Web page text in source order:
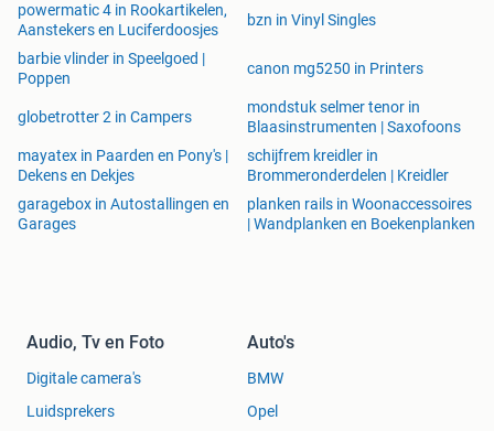
9521 JA Nieuw Buinen – Drenthe (Stadskanaal –
Groningen)
0599-613946
Nederland
Kijkt u ook eens bij onze andere advertenties of kijk eens
op onze website voor nog meer kampeer en outdoor
artikelen.
powermatic 4 in Rookartikelen,
Aanstekers en Luciferdoosjes
bzn in Vinyl Singles
barbie vlinder in Speelgoed |
Poppen
canon mg5250 in Printers
globetrotter 2 in Campers
mondstuk selmer tenor in
Blaasinstrumenten | Saxofoons
mayatex in Paarden en Pony's |
Dekens en Dekjes
schijfrem kreidler in
Brommeronderdelen | Kreidler
garagebox in Autostallingen en
Garages
planken rails in Woonaccessoires
| Wandplanken en Boekenplanken
Audio, Tv en Foto
Digitale camera's
Luidsprekers
Auto's
BMW
Opel